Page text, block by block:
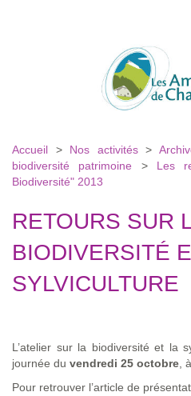
Accueil > Nos activités>
biodiversité patrimoine > Les
Biodiversité" 2013
RETOURS SUR
BIODIVERSITÉ
SYLVICULTURE
L’atelier sur la biodiversité et la
journée du vendredi 25 octobre, à
Pour retrouver l’article de